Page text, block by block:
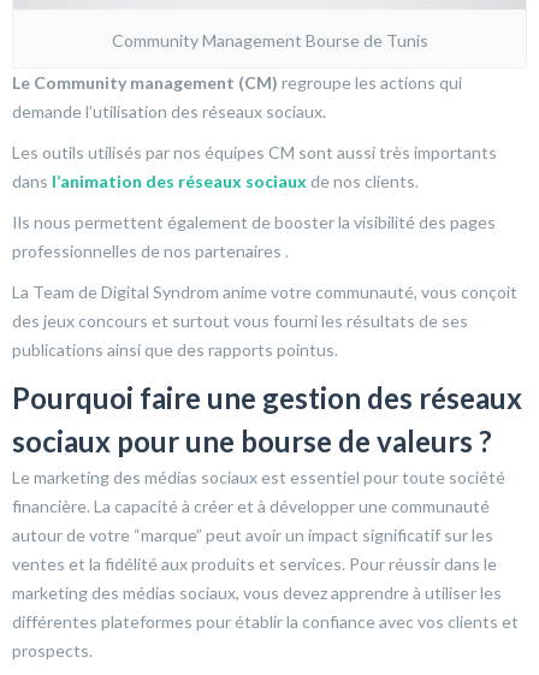
Community Management Bourse de Tunis
Le Community management (CM) regroupe les actions qui
demande l’utilisation des réseaux sociaux.
Les outils utilisés par nos équipes CM sont aussi très importants
dans l’animation des réseaux sociaux de nos clients.
Ils nous permettent également de booster la visibilité des pages
professionnelles de nos partenaires .
La Team de Digital Syndrom anime votre communauté, vous conçoit
des jeux concours et surtout vous fourni les résultats de ses
publications ainsi que des rapports pointus.
Pourquoi faire une gestion des réseaux
sociaux pour une bourse de valeurs ?
Le marketing des médias sociaux est essentiel pour toute société
financière. La capacité à créer et à développer une communauté
autour de votre “marque” peut avoir un impact significatif sur les
ventes et la fidélité aux produits et services. Pour réussir dans le
marketing des médias sociaux, vous devez apprendre à utiliser les
différentes plateformes pour établir la confiance avec vos clients et
prospects.